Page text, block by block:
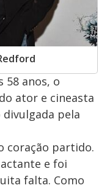
58 anos, o
ator e cineasta
pela
coração partido.
e foi
falta. Como